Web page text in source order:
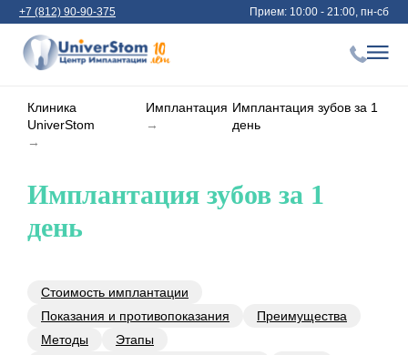
+7 (812) 90-90-375 Прием: 10:00 - 21:00, пн-сб
Клиника
UniverStom
→
Имплантация
→
Имплантация зубов за 1
день
Имплантация зубов за 1
день
Стоимость имплантации
Показания и противопоказания
Преимущества
Методы
Этапы